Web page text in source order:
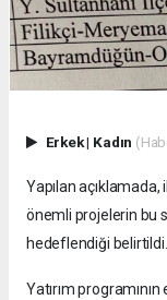
Erkek| Kadın
Yapılan açıklamada,
önemli projelerin bu
hedeflendiği belirtildi.
Yatırım